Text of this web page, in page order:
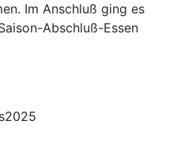
Im Anschluß ging es
Abschluß-Essen